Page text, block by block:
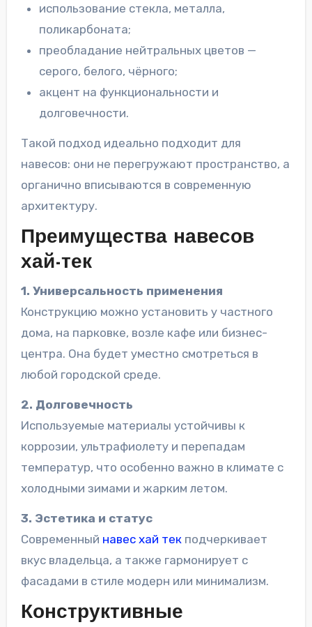
использование стекла, металла,
поликарбоната;
преобладание нейтральных цветов —
серого, белого, чёрного;
акцент на функциональности и
долговечности.
Такой подход идеально подходит для
навесов: они не перегружают пространство, а
органично вписываются в современную
архитектуру.
Преимущества навесов
хай-тек
1. Универсальность применения
Конструкцию можно установить у частного
дома, на парковке, возле кафе или бизнес-
центра. Она будет уместно смотреться в
любой городской среде.
2. Долговечность
Используемые материалы устойчивы к
коррозии, ультрафиолету и перепадам
температур, что особенно важно в климате с
холодными зимами и жарким летом.
3. Эстетика и статус
Современный навес хай тек подчеркивает
вкус владельца, а также гармонирует с
фасадами в стиле модерн или минимализм.
Конструктивные